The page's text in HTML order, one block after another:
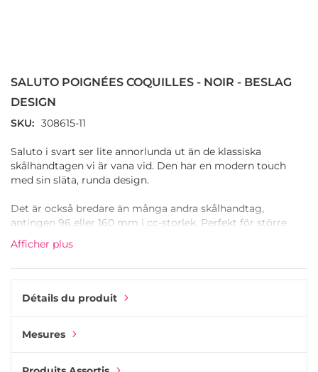
de
la
d’images
SALUTO POIGNÉES COQUILLES - NOIR - BESLAG
DESIGN
SKU 308615-11
Saluto i svart ser lite annorlunda ut än de klassiska
skålhandtagen vi är vana vid. Den har en modern touch
med sin släta, runda design.
Det är också bredare än många andra skålhandtag,
antingen 96 eller 160 mm i cc-storlek. Perfekt för större
kökslådor eller om du vill byta ut befintliga handtag och
täcka de gamla skruvhålen.
Afficher plus
Détails du produit
Mesures